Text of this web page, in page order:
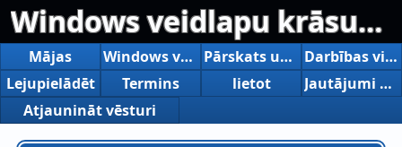
Windows veidlapu krāsu noformētājs
Mājas Windows veidlapu krāsu noformētājs Pārskats un funkcijas
Darbības vide
Lejupielādēt
Termins lietot
Jautājumi un atbildēs
Atjaunināt vēsturi